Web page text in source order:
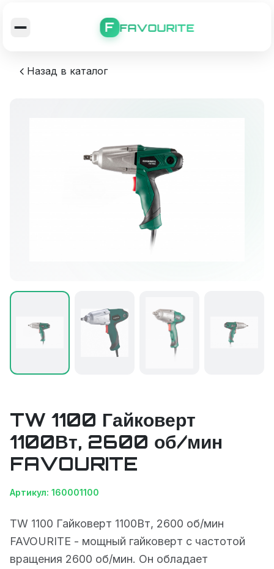
F FAVOURITE
Назад в каталог
TW 1100 Гайковерт
1100Вт, 2600 об/мин
FAVOURITE
Артикул: 160001100
TW 1100 Гайковерт 1100Вт, 2600 об/мин
FAVOURITE - мощный гайковерт с частотой
вращения 2600 об/мин. Он обладает